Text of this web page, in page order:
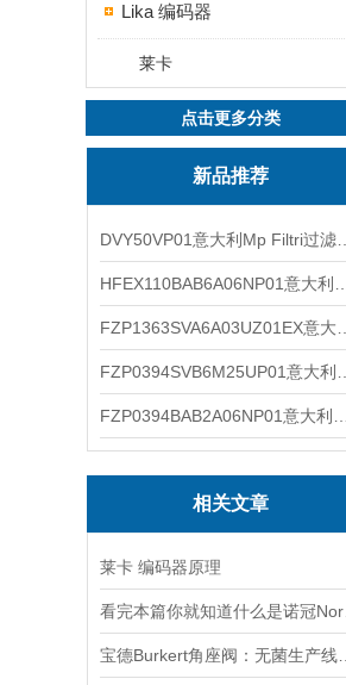
Lika 编码器
莱卡
点击更多分类
新品推荐
相关文章
莱卡 编码器原理